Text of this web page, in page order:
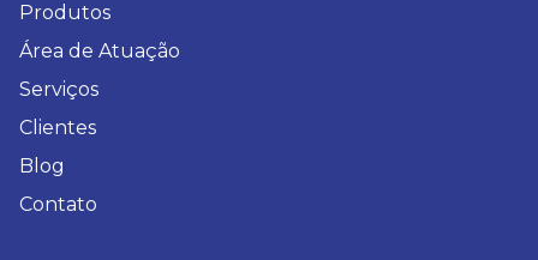
Produtos
Área de Atuação
Serviços
Clientes
Blog
Contato